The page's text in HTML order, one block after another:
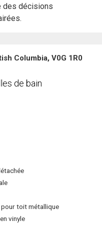
des décisions
Columbia, V0G 1R0
de bain
toit métallique
vinyle